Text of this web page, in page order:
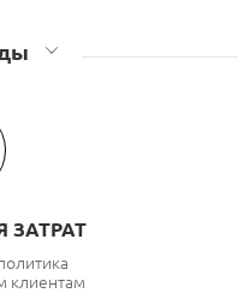
ЗАТРАТ
клиентам